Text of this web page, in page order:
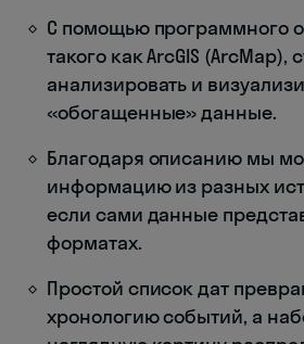
С помощью программного
такого как ArcGIS
анализировать и
«обогащенные» данные.
Благодаря описанию мы
информацию из разных
если сами данные
форматах.
Простой список дат
хронологию событий, а